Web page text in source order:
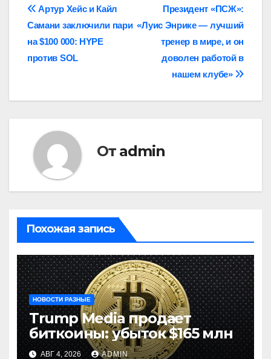
Навигация
по
записям
Президент «ПСЖ»:
«Луис Энрике — лучший
тренер в мире, и он
доволен работой в
нашем клубе»
Артур Хейс и Кайл
Самани заключили пари
на $100 000: HYPE
против SOL
От admin
Похожая запись
НОВОСТИ РАЗНЫЕ
Trump Media продает
биткоины: убыток $165 млн
АВГ 4, 2026 ADMIN